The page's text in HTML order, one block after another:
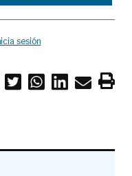
sesión